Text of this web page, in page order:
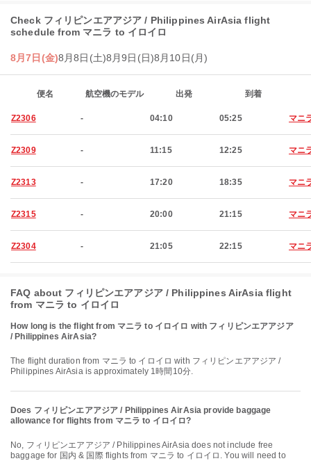
Check フィリピンエアアジア / Philippines AirAsia flight
schedule from マニラ to イロイロ
8月7日(金)8月8日(土)8月9日(日)8月10日(月)
便名 航空機のモデル 出発 到着
Z2306 - 04:10 05:25 マニ
Z2309 - 11:15 12:25 マニ
Z2313 - 17:20 18:35 マニ
Z2315 - 20:00 21:15 マニ
Z2304 - 21:05 22:15 マニ
FAQ about フィリピンエアアジア / Philippines AirAsia flight
from マニラ to イロイロ
How long is the flight from マニラ to イロイロ with フィリピンエアアジア
/ Philippines AirAsia?
The flight duration from マニラ to イロイロ with フィリピンエアアジア /
Philippines AirAsia is approximately 1時間10分.
Does フィリピンエアアジア / Philippines AirAsia provide baggage
allowance for flights from マニラ to イロイロ?
No, フィリピンエアアジア / Philippines AirAsia does not include free
baggage for 国内 & 国際 flights from マニラ to イロイロ. You will need to